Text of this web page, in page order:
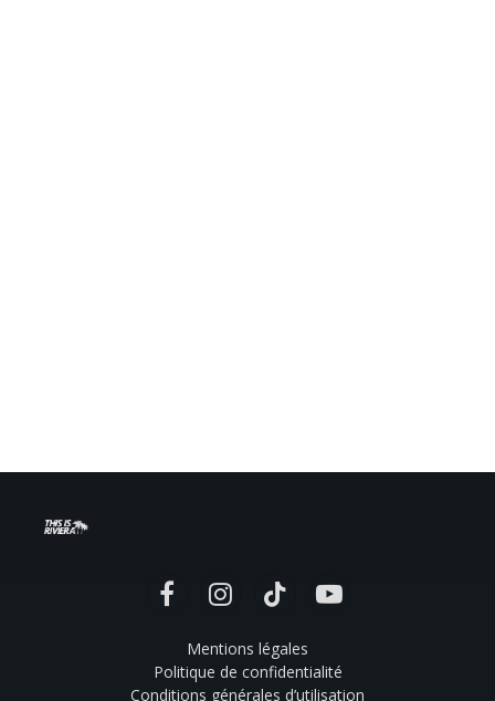
FacebookInstagramTikTok YouTube
Mentions légales
Politique de confidentialité
Conditions générales d’utilisation